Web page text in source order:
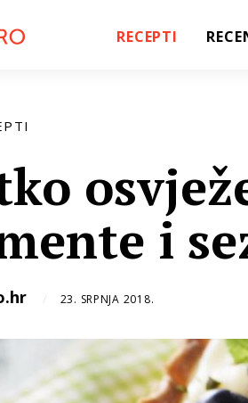
RECEPTI
i
23. SRPNJA 2018.